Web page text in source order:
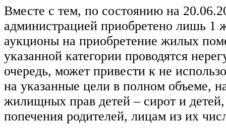
Вместе с тем, по состоянию на
администрацией приобретено лишь 1
аукционы на приобретение жилых
указанной категории проводятся
очередь, может привести к не
на указанные цели в полном объеме,
жилищных прав детей – сирот и
попечения родителей, лицам из их